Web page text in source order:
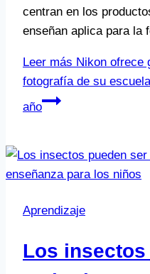
centran en los
enseñan aplica para la
Leer más Nikon ofrece
fotografía de su
año
Aprendizaje
Los